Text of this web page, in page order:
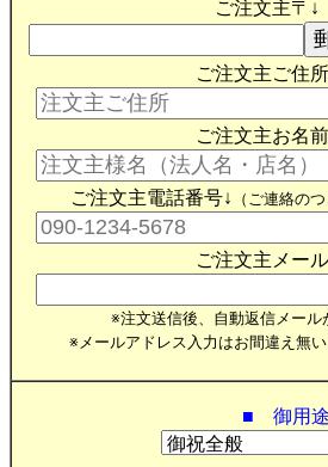
ご注文主〒↓
ご注文主ご住
ご注文主お名
ご注文主電話番号↓ （ご連絡の
ご注文主メー
※注文送信後、自動返信メール
※メールアドレス入力はお間違え無
■ 御用途